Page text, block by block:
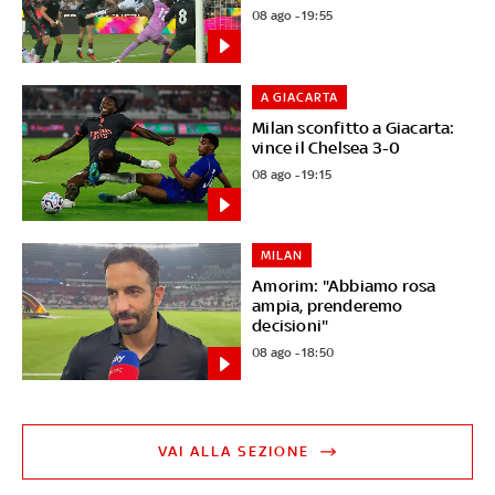
08 ago - 19:55
Milan sconfitto a Giacarta:
vince il Chelsea 3-0
A GIACARTA
08 ago - 19:15
Amorim: "Abbiamo rosa
ampia, prenderemo
decisioni"
MILAN
08 ago - 18:50
VAI ALLA SEZIONE